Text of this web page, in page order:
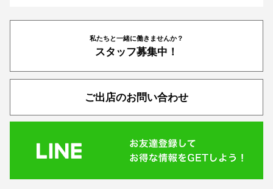
私たちと一緒に働きませんか？
スタッフ募集中！
ご出店のお問い合わせ